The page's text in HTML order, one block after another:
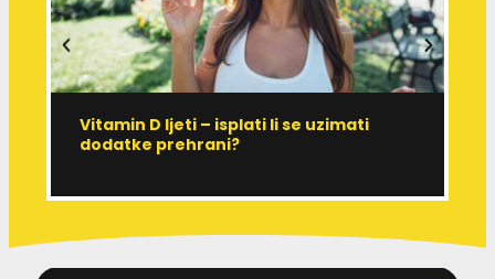
Vitamin D ljeti – isplati li se uzimati
dodatke prehrani?